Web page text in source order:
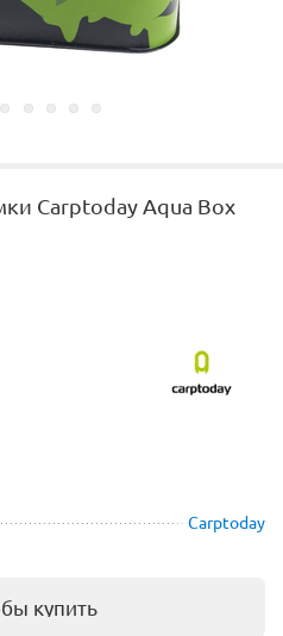
Carptoday Aqua Box
Carptoday
купить